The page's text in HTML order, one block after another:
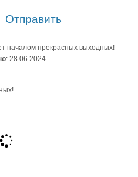
Отправить
началом прекрасных выходных!
: 28.06.2024